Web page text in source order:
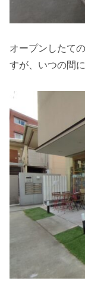
オープンしたて
すが、いつの間